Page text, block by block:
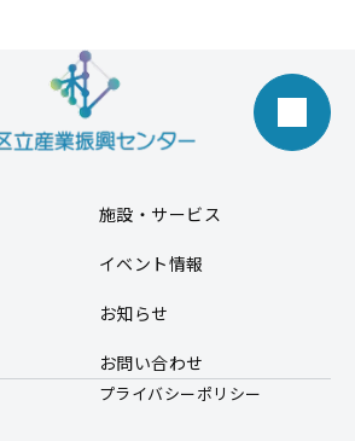
施設・サービス
イベント情報
お知らせ
お問い合わせ
プライバシーポリシー